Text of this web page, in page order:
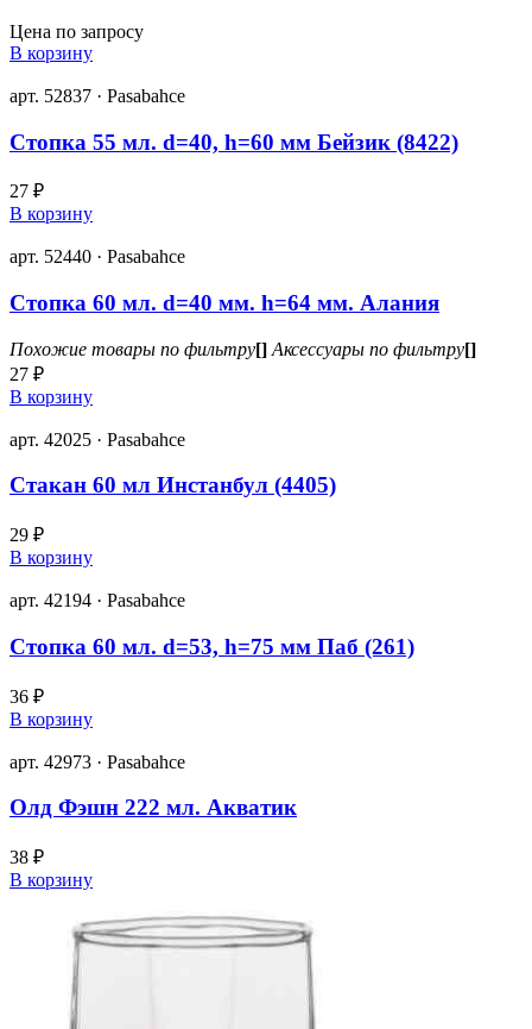
Цена по запросу
В корзину
арт. 52837 · Pasabahce
Стопка 55 мл. d=40, h=60 мм Бейзик (8422)
27 ₽
В корзину
арт. 52440 · Pasabahce
Стопка 60 мл. d=40 мм. h=64 мм. Алания
Похожие товары по фильтру[] Аксессуары по фильтру[]
27 ₽
В корзину
арт. 42025 · Pasabahce
Стакан 60 мл Инстанбул (4405)
29 ₽
В корзину
арт. 42194 · Pasabahce
Стопка 60 мл. d=53, h=75 мм Паб (261)
36 ₽
В корзину
арт. 42973 · Pasabahce
Олд Фэшн 222 мл. Акватик
38 ₽
В корзину